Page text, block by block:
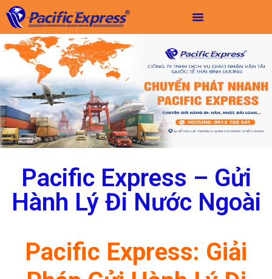
Pacific Express – Gửi
Hành Lý Đi Nước Ngoài
Pacific Express: Giải